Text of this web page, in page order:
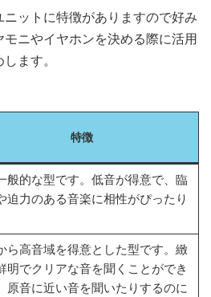
ットに特徴がありますので好み
ニやイヤホンを決める際に活用
ます。
特徴
般的な型です。低音が得意で、臨
迫力のある音楽に相性がぴったり
ら高音域を得意とした型です。緻
明でクリアな音を聞くことができ
原音に近い音を聞いたりするのに